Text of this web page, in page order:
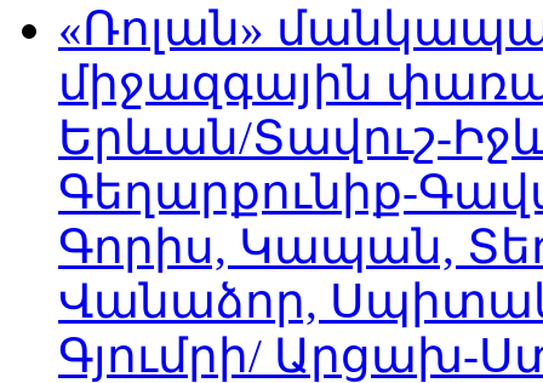
«Ռոլան»
միջազգային
Երևան/Տավուշ-
Գեղարքունիք-
Գորիս, Կապան,
Վանաձոր,
Գյումրի/ Արցախ-